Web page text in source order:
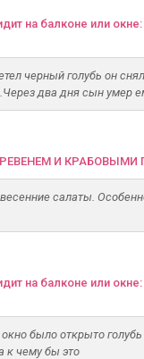
на балконе или
черный голубь он
два дня сын умер
И КРАБОВЫМИ
салаты.
на балконе или
окно было открыто
к чему бы это